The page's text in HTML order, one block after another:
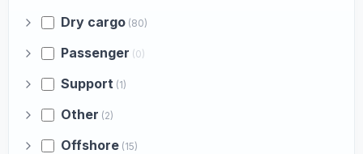
Dry cargo (80)
Passenger (0)
Support (1)
Other (2)
Offshore (15)